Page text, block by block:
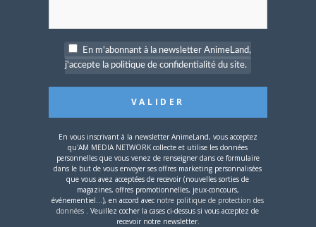
L’AnimeLand Hors-Série
– Spécial Posters est
disponible !
4 AOÛT 2026 0
Une nouvelle série TV
Digimon en préparation
pour 2027
En m'abonnant à la newsletter AnimeLand,
j'accepte la politique de confidentialité du site.
En vous inscrivant à la newsletter AnimeLand, vous acceptez
qu'AM MEDIA NETWORK collecte et utilise les données
personnelles que vous venez de renseigner dans ce formulaire
dans le but de vous envoyer ses offres marketing personnalisées
que vous avez acceptées de recevoir (nouvelles sorties de
magazines, offres promotionnelles, jeux-concours,
événementiel...), en accord avec notre politique de protection des
données . Veuillez cocher la cases ci-dessus si vous acceptez de
recevoir notre newsletter.